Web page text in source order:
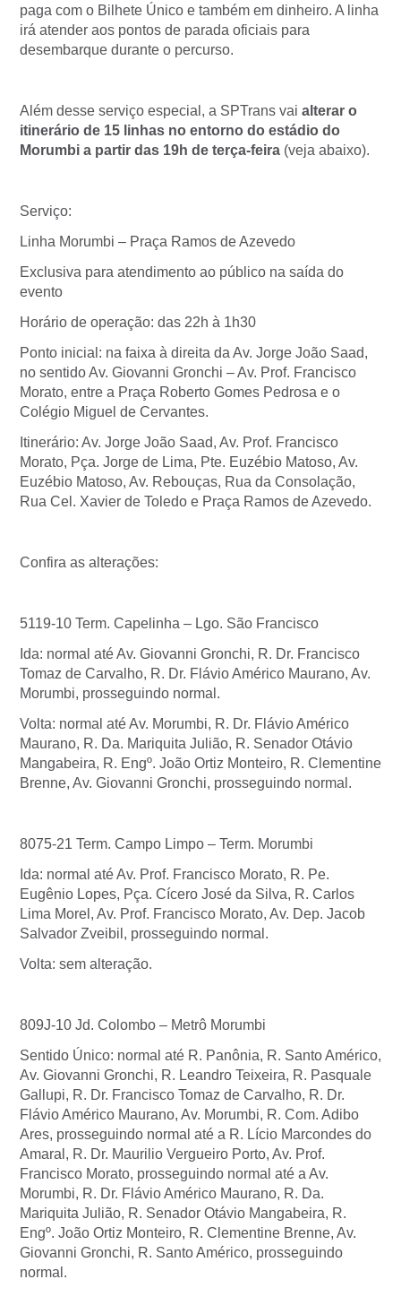
paga com o Bilhete Único e também em dinheiro. A linha
irá atender aos pontos de parada oficiais para
desembarque durante o percurso.
Além desse serviço especial, a SPTrans vai alterar o
itinerário de 15 linhas no entorno do estádio do
Morumbi a partir das 19h de terça-feira (veja abaixo).
Serviço:
Linha Morumbi – Praça Ramos de Azevedo
Exclusiva para atendimento ao público na saída do
evento
Horário de operação: das 22h à 1h30
Ponto inicial: na faixa à direita da Av. Jorge João Saad,
no sentido Av. Giovanni Gronchi – Av. Prof. Francisco
Morato, entre a Praça Roberto Gomes Pedrosa e o
Colégio Miguel de Cervantes.
Itinerário: Av. Jorge João Saad, Av. Prof. Francisco
Morato, Pça. Jorge de Lima, Pte. Euzébio Matoso, Av.
Euzébio Matoso, Av. Rebouças, Rua da Consolação,
Rua Cel. Xavier de Toledo e Praça Ramos de Azevedo.
Confira as alterações:
5119-10 Term. Capelinha – Lgo. São Francisco
Ida: normal até Av. Giovanni Gronchi, R. Dr. Francisco
Tomaz de Carvalho, R. Dr. Flávio Américo Maurano, Av.
Morumbi, prosseguindo normal.
Volta: normal até Av. Morumbi, R. Dr. Flávio Américo
Maurano, R. Da. Mariquita Julião, R. Senador Otávio
Mangabeira, R. Engº. João Ortiz Monteiro, R. Clementine
Brenne, Av. Giovanni Gronchi, prosseguindo normal.
8075-21 Term. Campo Limpo – Term. Morumbi
Ida: normal até Av. Prof. Francisco Morato, R. Pe.
Eugênio Lopes, Pça. Cícero José da Silva, R. Carlos
Lima Morel, Av. Prof. Francisco Morato, Av. Dep. Jacob
Salvador Zveibil, prosseguindo normal.
Volta: sem alteração.
809J-10 Jd. Colombo – Metrô Morumbi
Sentido Único: normal até R. Panônia, R. Santo Américo,
Av. Giovanni Gronchi, R. Leandro Teixeira, R. Pasquale
Gallupi, R. Dr. Francisco Tomaz de Carvalho, R. Dr.
Flávio Américo Maurano, Av. Morumbi, R. Com. Adibo
Ares, prosseguindo normal até a R. Lício Marcondes do
Amaral, R. Dr. Maurilio Vergueiro Porto, Av. Prof.
Francisco Morato, prosseguindo normal até a Av.
Morumbi, R. Dr. Flávio Américo Maurano, R. Da.
Mariquita Julião, R. Senador Otávio Mangabeira, R.
Engº. João Ortiz Monteiro, R. Clementine Brenne, Av.
Giovanni Gronchi, R. Santo Américo, prosseguindo
normal.